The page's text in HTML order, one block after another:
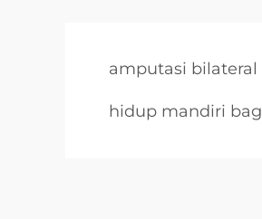
amputasi bilateral
hidup mandiri